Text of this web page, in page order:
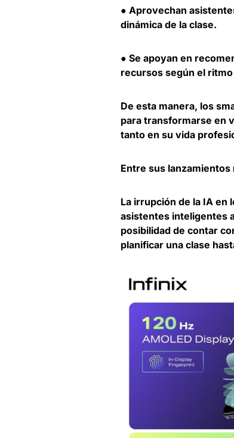
● Aprovechan
dinámica de la clase.
● Se apoyan en
recursos según el ritmo
De esta manera, los
para transformarse en
tanto en su vida
Entre sus
La irrupción de la IA
asistentes inteligentes
posibilidad de contar
planificar una clase